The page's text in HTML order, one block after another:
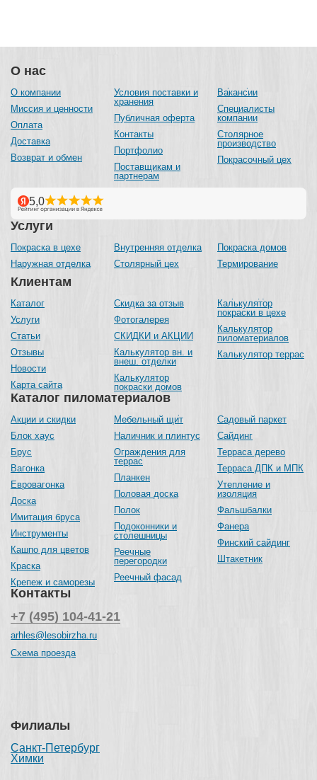
О нас
О компании
Миссия и ценности
Оплата
Доставка
Возврат и обмен
Условия поставки и
хранения
Публичная оферта
Контакты
Портфолио
Поставщикам и
партнерам
Вакансии
Специалисты
компании
Столярное
производство
Покрасочный цех
Каталог пиломатериалов
Акции и скидки
Блок хаус
Брус
Вагонка
Евровагонка
Доска
Имитация бруса
Инструменты
Кашпо для цветов
Краска
Крепеж и саморезы
Мебельный щит
Наличник и плинтус
Ограждения для
террас
Планкен
Половая доска
Полок
Подоконники и
столешницы
Реечные
перегородки
Реечный фасад
Садовый паркет
Сайдинг
Терраса дерево
Терраса ДПК и МПК
Утепление и
изоляция
Фальшбалки
Фанера
Финский сайдинг
Штакетник
Услуги
Покраска в цехе
Наружная отделка
Внутренняя отделка
Столярный цех
Покраска домов
Термирование
Клиентам
Каталог
Услуги
Статьи
Отзывы
Новости
Карта сайта
Скидка за отзыв
Фотогалерея
СКИДКИ и АКЦИИ
Калькулятор вн. и
внеш. отделки
Калькулятор
покраски домов
Калькулятор
покраски в цехе
Калькулятор
пиломатериалов
Калькулятор террас
Контакты
+7 (495) 104-41-21
arhles@lesobirzha.ru
Схема проезда
Филиалы
Санкт-Петербург
Химки